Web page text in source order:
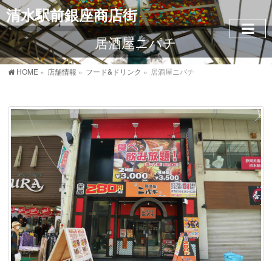
清水駅前銀座商店街
居酒屋ニパチ
HOME » 店舗情報 » フード&ドリンク » 居酒屋ニパチ